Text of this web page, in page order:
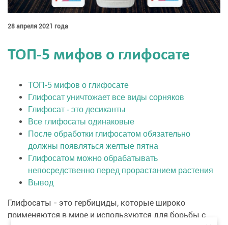
28 апреля 2021 года
ТОП-5 мифов о глифосате
ТОП-5 мифов о глифосате
Глифосат уничтожает все виды сорняков
Глифосат - это десиканты
Все глифосаты одинаковые
После обработки глифосатом обязательно
должны появляться желтые пятна
Глифосатом можно обрабатывать
непосредственно перед прорастанием растения
Вывод
Глифосаты - это гербициды, которые широко
применяются в мире и используются для борьбы с